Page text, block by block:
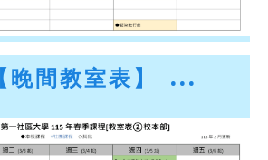
【晚間教室表】 ...